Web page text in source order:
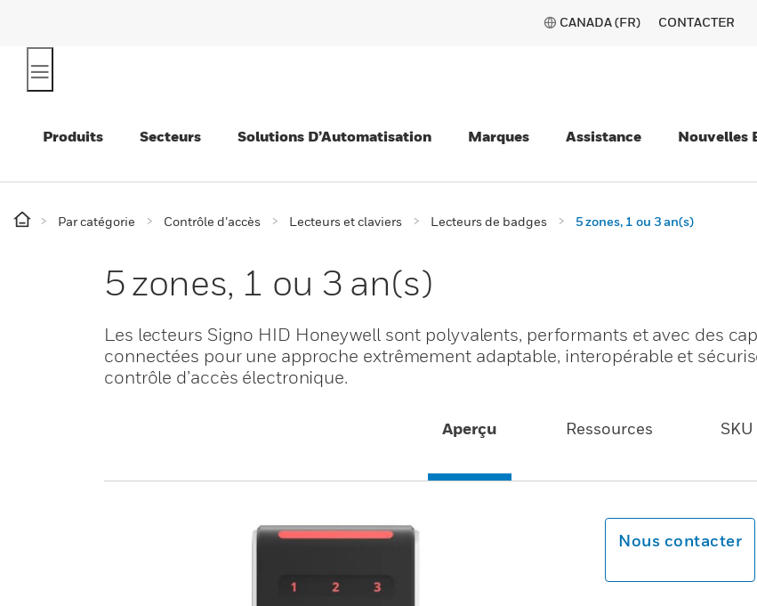
CANADA (FR) CONTACTER
Produits Secteurs Solutions D’Automatisation Marques Assistance Nouvelles
Par catégorie Contrôle d’accès Lecteurs et claviers Lecteurs de badges 5 zones, 1 ou 3 an(s)
5 zones, 1 ou 3 an(s)
Les lecteurs Signo HID Honeywell sont polyvalents, performants et avec des
connectées pour une approche extrêmement adaptable, interopérable et
contrôle d’accès électronique.
Aperçu Ressources SKU
Nous contacter